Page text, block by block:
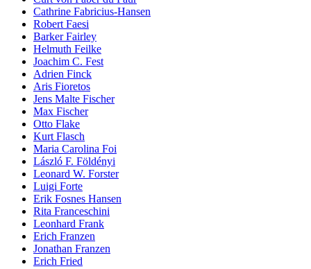
Cathrine Fabricius-Hansen
Robert Faesi
Barker Fairley
Helmuth Feilke
Joachim C. Fest
Adrien Finck
Aris Fioretos
Jens Malte Fischer
Max Fischer
Otto Flake
Kurt Flasch
Maria Carolina Foi
László F. Földényi
Leonard W. Forster
Luigi Forte
Erik Fosnes Hansen
Rita Franceschini
Leonhard Frank
Erich Franzen
Jonathan Franzen
Erich Fried